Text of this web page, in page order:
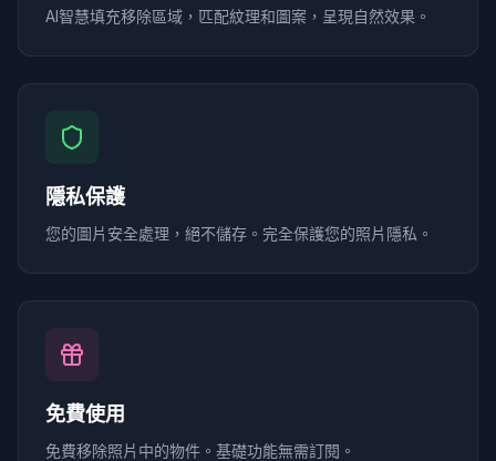
AI智慧填充移除區域，匹配紋理和圖案，呈現自然效果。
隱私保護
您的圖片安全處理，絕不儲存。完全保護您的照片隱私。
免費使用
免費移除照片中的物件。基礎功能無需訂閱。